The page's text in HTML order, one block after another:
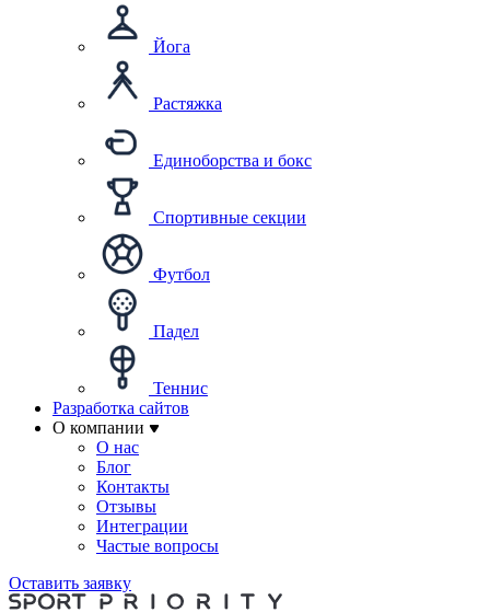
Йога
Растяжка
Единоборства и бокс
Спортивные секции
Футбол
Падел
Теннис
Разработка сайтов
О компании
О нас
Блог
Контакты
Отзывы
Интеграции
Частые вопросы
Оставить заявку